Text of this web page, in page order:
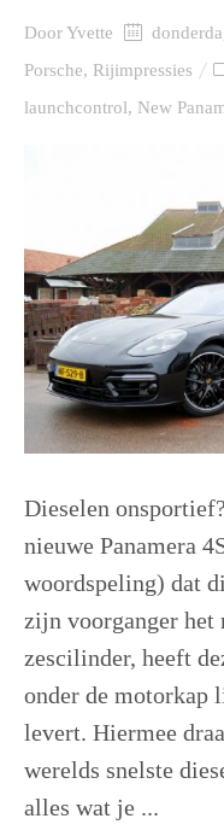
DoorYvette
Porsche, Rijimpressies
launchcontrol, New
Dieselen
nieuwe Panamera
woordspeling) dat
zijn voorganger het
zescilinder, heeft
onder de motorkap
levert. Hiermee
werelds snelste
alles wat je ...